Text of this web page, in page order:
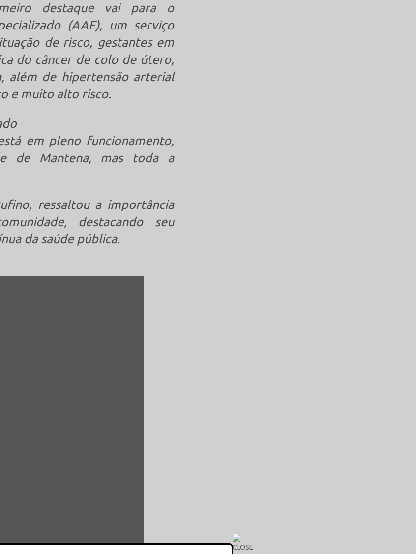
destaque vai para o
(AAE), um serviço
de risco, gestantes em
do câncer de colo de útero,
além de hipertensão arterial
e muito alto risco.
em pleno funcionamento,
de Mantena, mas toda a
ressaltou a importância
destacando seu
da saúde pública.